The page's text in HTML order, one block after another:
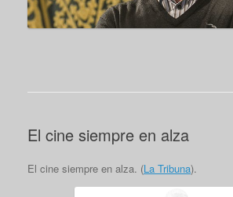
El cine siempre en alza
El cine siempre en alza. (La Tribuna).